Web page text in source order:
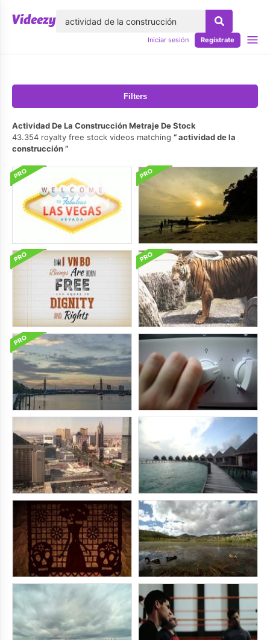
Iniciar sesión Regístrate
Filters
Actividad De La Construcción Metraje De Stock
43.354 royalty free stock videos matching
actividad de la
construcción